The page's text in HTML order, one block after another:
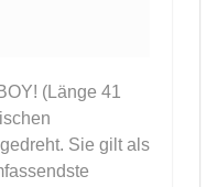
(Länge 41
Sie gilt als